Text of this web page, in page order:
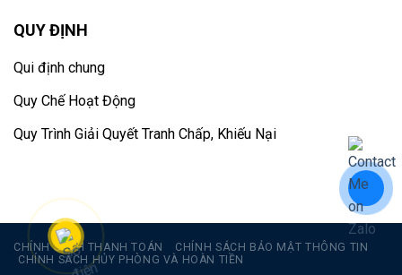
QUY ĐỊNH
Qui định chung
Quy Chế Hoạt Động
Quy Trình Giải Quyết Tranh Chấp, Khiếu Nại
CHÍNH SÁCH THANH TOÁN
CHÍNH SÁCH BẢO MẬT THÔNG TIN
CHÍNH SÁCH HỦY PHÒNG VÀ HOÀN TIỀN